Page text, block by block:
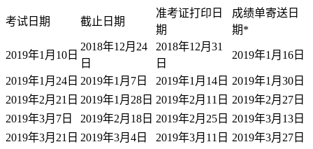
考试日期 截止日期
准考证打印日
期
成绩单寄送日
期*
2019年1月10日
2018年12月24
日
2018年12月31
日
2019年1月16日
2019年1月24日 2019年1月7日 2019年1月14日 2019年1月30日
2019年2月21日 2019年1月28日 2019年2月11日 2019年2月27日
2019年3月7日
2019年2月18日 2019年2月25日 2019年3月13日
2019年3月21日 2019年3月4日 2019年3月11日 2019年3月27日